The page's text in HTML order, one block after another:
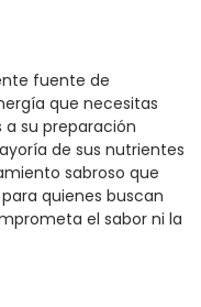
fuente de
que necesitas
a su preparación
de sus nutrientes
sabroso que
quienes buscan
el sabor ni la